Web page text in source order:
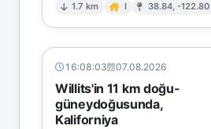
1.7 km I 38.84, -122.80
16:08:03 07.08.2026
Willits'in 11 km doğu-
güneydoğusunda,
Kaliforniya